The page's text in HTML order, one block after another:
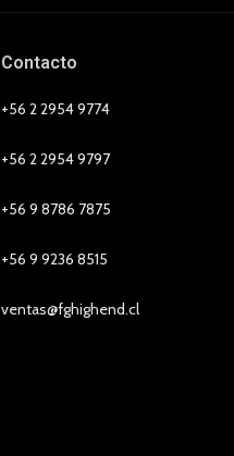
Contacto
+56 2 2954 9774
+56 2 2954 9797
+56 9 8786 7875
+56 9 9236 8515
ventas@fghighend.cl